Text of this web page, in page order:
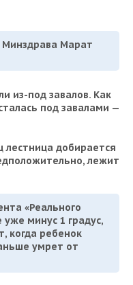
Минздрава Марат
из-под завалов. Как
под завалами —
лестница добирается
лежит
«Реального
минус 1 градус,
когда ребенок
умрет от